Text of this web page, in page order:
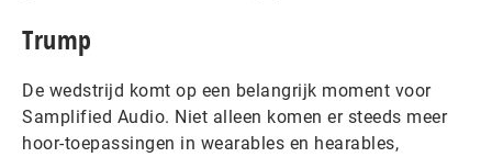
Trump
De wedstrijd komt op een belangrijk moment voor
Samplified Audio. Niet alleen komen er steeds meer
hoor-toepassingen in wearables en hearables,